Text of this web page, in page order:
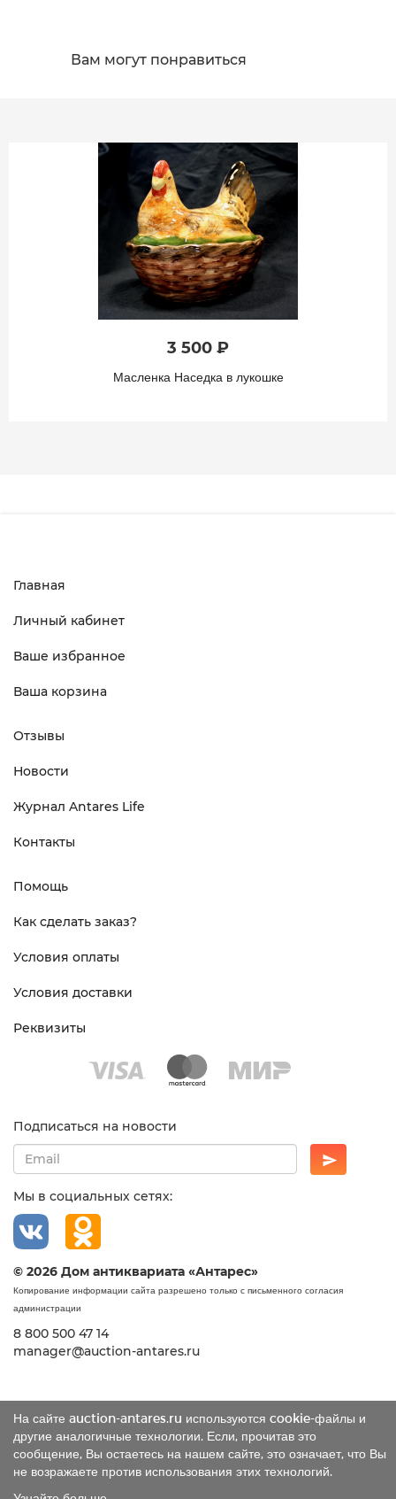
Вам могут понравиться
3 500 ₽
Масленка Наседка в лукошке
На сайте auction-antares.ru используются cookie-файлы и
другие аналогичные технологии. Если, прочитав это
сообщение, Вы остаетесь на нашем сайте, это означает, что Вы
не возражаете против использования этих технологий.
Главная
Личный кабинет
Ваше избранное
Ваша корзина
Отзывы
Новости
Журнал Antares Life
Контакты
Помощь
Как сделать заказ?
Условия оплаты
Условия доставки
Реквизиты
Подписаться на новости
Мы в социальных сетях:
© 2026 Дом антиквариата «Антарес»
Копирование информации сайта разрешено только с письменного согласия
администрации
8 800 500 47 14
manager@auction-antares.ru